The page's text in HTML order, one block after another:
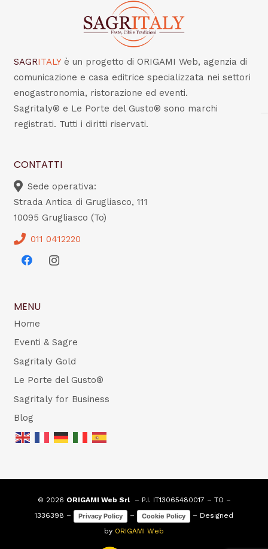
SAGRITALY è un progetto di ORIGAMI Web, agenzia di
comunicazione e casa editrice specializzata nei settori
enogastronomia, ristorazione ed eventi.
Sagritaly® e Le Porte del Gusto® sono marchi
registrati. Tutti i diritti riservati.
CONTATTI
Sede operativa:
Strada Antica di Grugliasco, 111
10095 Grugliasco (To)
011 0412220
MENU
Home
Eventi & Sagre
Sagritaly Gold
Le Porte del Gusto®
Sagritaly for Business
Blog
© 2026 ORIGAMI Web Srl– P.I. IT13065480017 – TO –
1336398 –
Privacy Policy – Cookie Policy
– Designed
by ORIGAMI Web